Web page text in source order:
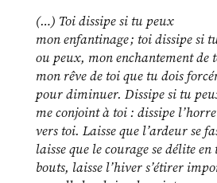
(…) Toi dissipe si tu peux
mon enfantinage ; toi dissipe si
ou peux, mon enchantement de
mon rêve de toi que tu dois
pour diminuer. Dissipe si tu
me conjoint à toi : dissipe
vers toi. Laisse que l’ardeur se
laisse que le courage se délite
bouts, laisse l’hiver s’étirer